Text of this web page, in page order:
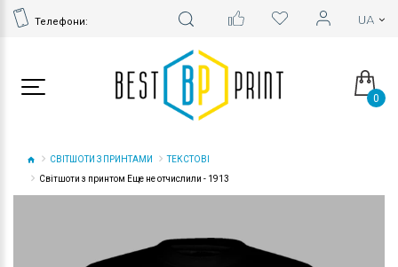
Телефони:
0
СВІТШОТИ З ПРИНТАМИ
ТЕКСТОВІ
Світшоти з принтом Еще не отчислили - 1913